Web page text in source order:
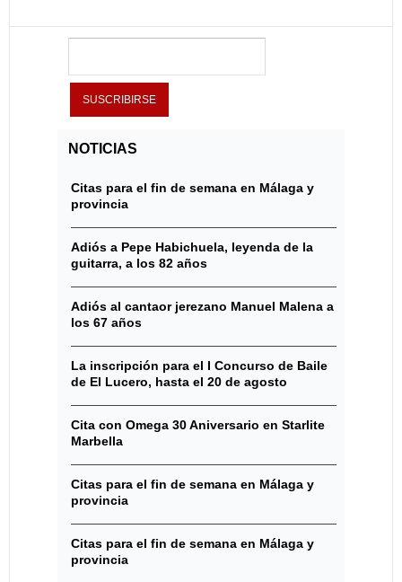
NOTICIAS
Citas para el fin de semana en Málaga y
provincia
Adiós a Pepe Habichuela, leyenda de la
guitarra, a los 82 años
Adiós al cantaor jerezano Manuel Malena a
los 67 años
La inscripción para el I Concurso de Baile
de El Lucero, hasta el 20 de agosto
Cita con Omega 30 Aniversario en Starlite
Marbella
Citas para el fin de semana en Málaga y
provincia
Citas para el fin de semana en Málaga y
provincia